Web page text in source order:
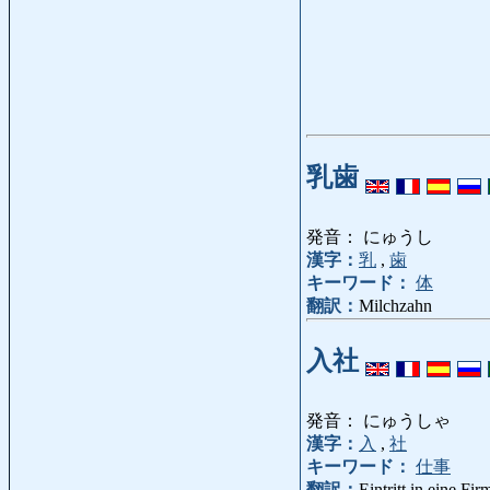
乳歯
発音： にゅうし
漢字： 乳 , 歯
キーワード： 体
翻訳： Milchzahn
入社
発音： にゅうしゃ
漢字： 入 , 社
キーワード： 仕事